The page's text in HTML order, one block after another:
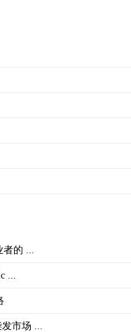
的 ...
...
市场 ...